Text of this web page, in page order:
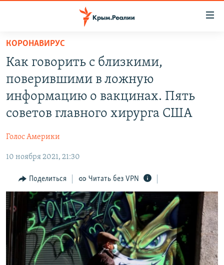
Вернуться
основному
содержанию
Вернутся
главной
Вернутся
СПЕЦПРОЕКТЫ
ГРУЗ 200
ВОДА
ИНТЕРАКТИВ
ИНФОГРАФИКА
ТЕЛЕПРОЕКТ КРЫМ.РЕАЛИИ
СОВЕТЫ ПРАВОЗАЩИТНИКОВ
ПРОПАВШИЕ БЕЗ ВЕСТИ
ПОБЕДИТЕЛЕЙ НЕ СУДЯТ?
КРЫМ.НЕПОКОРЕННЫЙ
РАДІО СВОБОДА
КАК ОБОЙТИ БЛОКИРОВКУ
Qırımtatar
ПРИСОЕДИНЯЙТЕСЬ!
КОРОНАВИРУС
Как говорить с близкими,
поверившими в ложную
информацию о вакцинах. Пять
советов главного хирурга США
Голос Америки
10 ноября 2021, 21:30
Поделиться Читать без VPN